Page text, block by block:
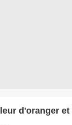
d'oranger